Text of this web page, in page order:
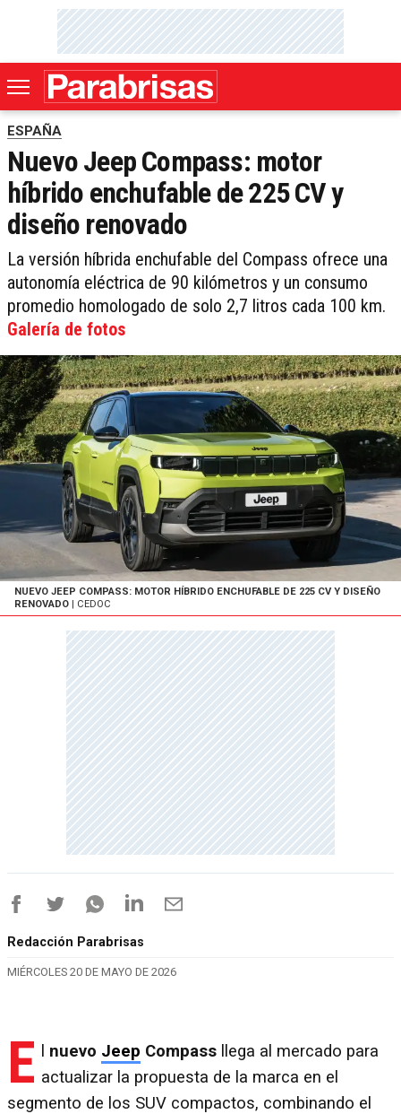
ESPAÑA
Nuevo Jeep Compass: motor
híbrido enchufable de 225 CV y
diseño renovado
La versión híbrida enchufable del Compass ofrece una
autonomía eléctrica de 90 kilómetros y un consumo
promedio homologado de solo 2,7 litros cada 100 km.
Galería de fotos
NUEVO JEEP COMPASS: MOTOR HÍBRIDO ENCHUFABLE DE 225 CV Y DISEÑO
RENOVADO | CEDOC
Redacción Parabrisas
MIÉRCOLES 20 DE MAYO DE 2026
E nuevo Jeep Compass llega al mercado para
actualizar la propuesta de la marca en el
segmento de los SUV compactos, combinando el